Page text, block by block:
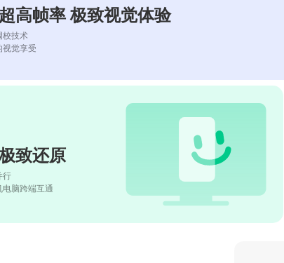
高帧率 极致视觉体验
校技术
视觉享受
致还原
行
电脑跨端互通